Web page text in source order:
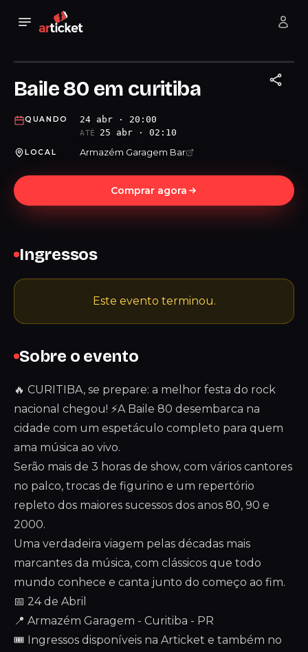
Baile 80 em curitiba
QUANDO 24 abr · 20:00
ATÉ 25 abr · 02:10
LOCAL Armazém Garagem Bar
Comprar agora
Sobre o evento
🔥 CURITIBA, se prepare: a melhor festa do rock
nacional chegou! ⚡A Baile 80 desembarca na
cidade com um espetáculo completo para quem
ama música ao vivo.
Serão mais de 3 horas de show, com vários cantores
no palco, trocas de figurino e um repertório
repleto dos maiores sucessos dos anos 80, 90 e
2000.
Uma verdadeira viagem pelas décadas mais
marcantes da música, com clássicos que todo
mundo conhece e canta junto do começo ao fim.
📅 24 de Abril
📍 Armazém Garagem - Curitiba - PR
🎟 Ingressos disponíveis na Articket e também no
Ingressos
Este evento terminou.